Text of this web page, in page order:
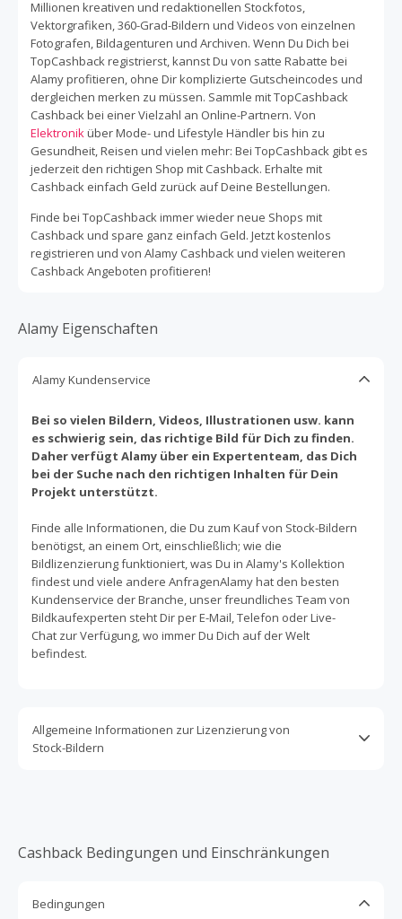
Millionen kreativen und redaktionellen Stockfotos,
Vektorgrafiken, 360-Grad-Bildern und Videos von einzelnen
Fotografen, Bildagenturen und Archiven. Wenn Du Dich bei
TopCashback registrierst, kannst Du von satte Rabatte bei
Alamy profitieren, ohne Dir komplizierte Gutscheincodes und
dergleichen merken zu müssen. Sammle mit TopCashback
Cashback bei einer Vielzahl an Online-Partnern. Von
Elektroniküber Mode- und Lifestyle Händler bis hin zu
Gesundheit, Reisen und vielen mehr: Bei TopCashback gibt es
jederzeit den richtigen Shop mit Cashback. Erhalte mit
Cashback einfach Geld zurück auf Deine Bestellungen.
Finde bei TopCashback immer wieder neue Shops mit
Cashback und spare ganz einfach Geld. Jetzt kostenlos
registrieren und von Alamy Cashback und vielen weiteren
Cashback Angeboten profitieren!
Alamy Eigenschaften
Alamy Kundenservice
Bei so vielen Bildern, Videos, Illustrationen usw. kann
es schwierig sein, das richtige Bild für Dich zu finden.
Daher verfügt Alamy über ein Expertenteam, das Dich
bei der Suche nach den richtigen Inhalten für Dein
Projekt unterstützt.
Finde alle Informationen, die Du zum Kauf von Stock-Bildern
benötigst, an einem Ort, einschließlich; wie die
Bildlizenzierung funktioniert, was Du in Alamy's Kollektion
findest und viele andere AnfragenAlamy hat den besten
Kundenservice der Branche, unser freundliches Team von
Bildkaufexperten steht Dir per E-Mail, Telefon oder Live-
Chat zur Verfügung, wo immer Du Dich auf der Welt
befindest.
Allgemeine Informationen zur Lizenzierung von
Stock-Bildern
das, wofür Du das Bild verwendest. Lizenzpflichtige
Lizenzen können festlegen, wie, wo, wann oder wie lange
Cashback Bedingungen und Einschränkungen
Bedingungen